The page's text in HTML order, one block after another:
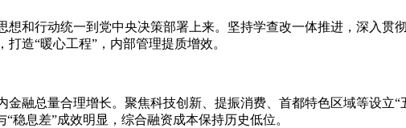
和行动统一到党中央决策部署上来。坚持学查改一体推进，深入贯
造“暖心工程”，内部管理提质增效。
融总量合理增长。聚焦科技创新、提振消费、首都特色区域等设立
稳息差”成效明显，综合融资成本保持历史低位。